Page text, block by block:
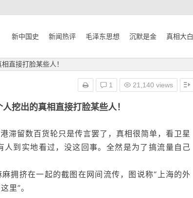
新中国史 新闻热评 毛泽东思想 沉默是金 真相大白
直接打脸某些人！
挖出的真相直接打脸某些人！
1 21,140 views
滞留数百货轮只是传言罢了，真相很简单，看卫星
到实地看过，没这回事。全然是为了搞流量自己
拥挤在一起的截图在网间流传，图说称“上海的外
里”。